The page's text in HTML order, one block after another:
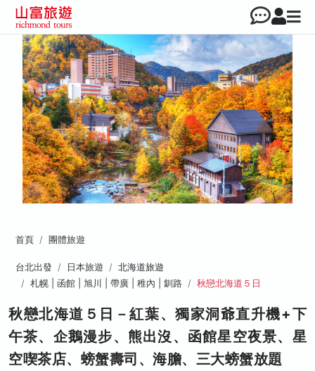
首頁 團體旅遊
台北出發 日本旅遊
北海道旅遊
札幌 | 函館 | 旭川 | 帶廣 | 稚內 | 釧路
秋戀北海道５日
秋戀北海道５日－紅葉、獨家洞爺直升機+下
午茶、企鵝漫步、熊出沒、函館星空夜景、星
空喫茶店、螃蟹壽司、海膽、三大螃蟹放題